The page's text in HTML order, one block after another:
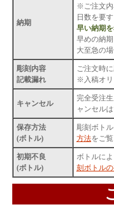
納期
※ご注文内
日数を要
早い納期
早めの納
大至急の
彫刻内容
記載漏れ
ご注文時
※入稿オリ
キャンセル
完全受注
ャンセル
保存方法
(ボトル)
彫刻ボト
方法をご
初期不良
(ボトル)
ボトルに
刻ボトル